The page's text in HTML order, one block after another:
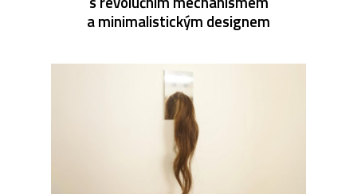
a minimalistickým designem